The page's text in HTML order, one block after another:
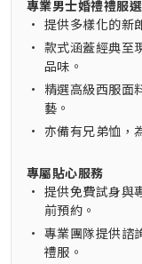
專業男士婚禮禮服
• 提供多樣化的新
• 款式涵蓋經典至
品味。
• 精選高級西服面
藝。
• 亦備有兄弟恤，
專屬貼心服務
• 提供免費試身與
前預約。
• 專業團隊提供諮
禮服。